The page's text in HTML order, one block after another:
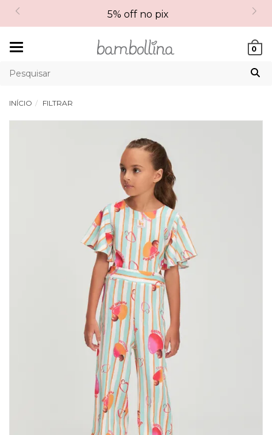
5% off no pix
0
INÍCIO FILTRAR